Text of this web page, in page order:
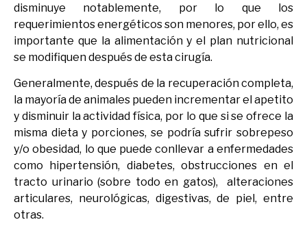
disminuye notablemente, por lo que los
requerimientos energéticos son menores, por ello, es
importante que la alimentación y el plan nutricional
se modifiquen después de esta cirugía.
Generalmente, después de la recuperación completa,
la mayoría de animales pueden incrementar el apetito
y disminuir la actividad física, por lo que si se ofrece la
misma dieta y porciones, se podría sufrir sobrepeso
y/o obesidad, lo que puede conllevar a enfermedades
como hipertensión, diabetes, obstrucciones en el
tracto urinario (sobre todo en gatos), alteraciones
articulares, neurológicas, digestivas, de piel, entre
otras.